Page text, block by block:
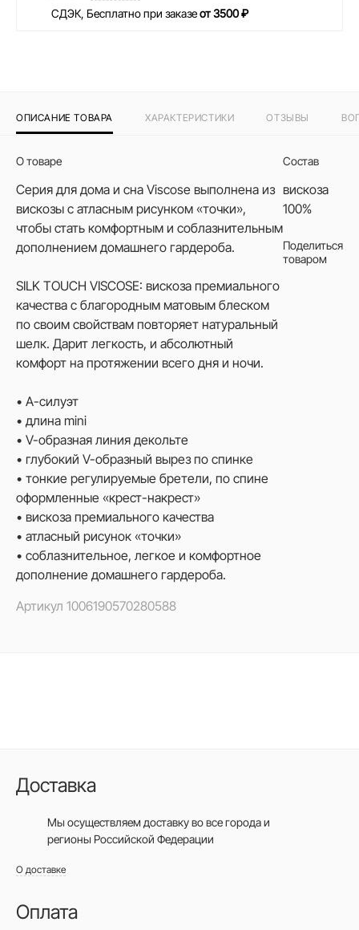
СДЭК, Бесплатно при заказеот 3500 ₽
ОПИСАНИЕ ТОВАРА ХАРАКТЕРИСТИКИ ОТЗЫВЫ
О товаре
Серия для дома и сна Viscose выполнена из
вискозы с атласным рисунком «точки»,
чтобы стать комфортным и соблазнительным
дополнением домашнего гардероба.
SILK TOUCH VISCOSE: вискоза премиального
качества с благородным матовым блеском
по своим свойствам повторяет натуральный
шелк. Дарит легкость, и абсолютный
комфорт на протяжении всего дня и ночи.
• А-силуэт
• длина mini
• V-образная линия декольте
• глубокий V-образный вырез по спинке
• тонкие регулируемые бретели, по спине
оформленные «крест-накрест»
• вискоза премиального качества
• атласный рисунок «точки»
• соблазнительное, легкое и комфортное
дополнение домашнего гардероба.
Артикул 1006190570280588
Состав
вискоза
100%
Поделиться
товаром
Доставка
Мы осуществляем доставку во все городаи
регионы Российской Федерации
О доставке
Оплата